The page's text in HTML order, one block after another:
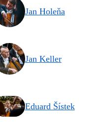
Jan Holeňa
Jan Keller
Eduard Šístek